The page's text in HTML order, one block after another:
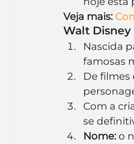
Veja mais:
Walt Disney
Nascida
famosas
De filmes
Com a
se
Nome: o